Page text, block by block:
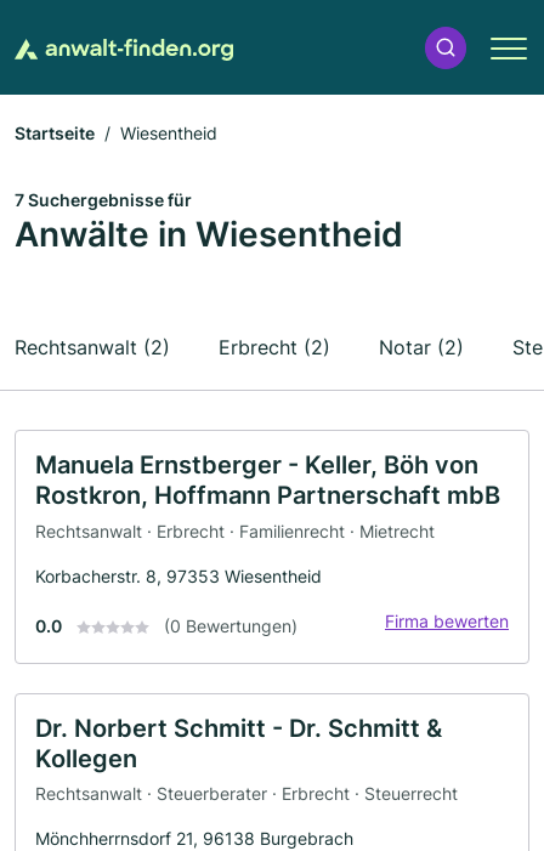
Startseite Wiesentheid
7 Suchergebnisse für
Anwälte in Wiesentheid
Rechtsanwalt (2) Erbrecht (2) Notar (2)
Manuela Ernstberger - Keller, Böh von
Rostkron, Hoffmann Partnerschaft mbB
Rechtsanwalt · Erbrecht · Familienrecht · Mietrecht
Korbacherstr. 8, 97353 Wiesentheid
0.0 (0 Bewertungen) Firma bewerten
Dr. Norbert Schmitt - Dr. Schmitt &
Kollegen
Rechtsanwalt · Steuerberater · Erbrecht · Steuerrecht
Mönchherrnsdorf 21, 96138 Burgebrach